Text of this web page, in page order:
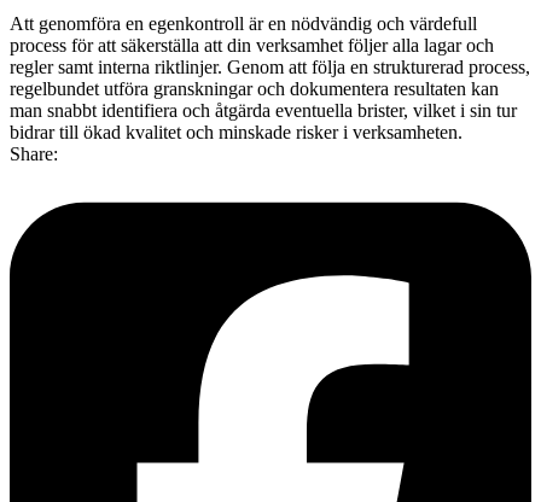
Att genomföra en egenkontroll är en nödvändig och värdefull
process för att säkerställa att din verksamhet följer alla lagar och
regler samt interna riktlinjer. Genom att följa en strukturerad process,
regelbundet utföra granskningar och dokumentera resultaten kan
man snabbt identifiera och åtgärda eventuella brister, vilket i sin tur
bidrar till ökad kvalitet och minskade risker i verksamheten.
Share: